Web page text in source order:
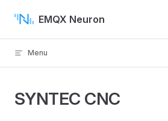
Skip to content
EMQX Neuron
Menu
SYNTEC CNC